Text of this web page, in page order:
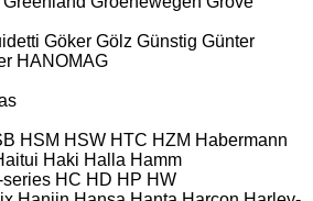
Göker Gölz Günstig Günter
HANOMAG
HSM HSW HTC HZM Habermann
Haki Halla Hamm
series HC HD HP HW